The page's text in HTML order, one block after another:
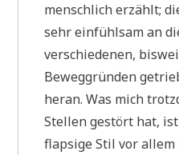
menschlich erzählt;
sehr einfühlsam an
verschiedenen,
Beweggründen
heran. Was mich
Stellen gestört hat,
flapsige Stil vor